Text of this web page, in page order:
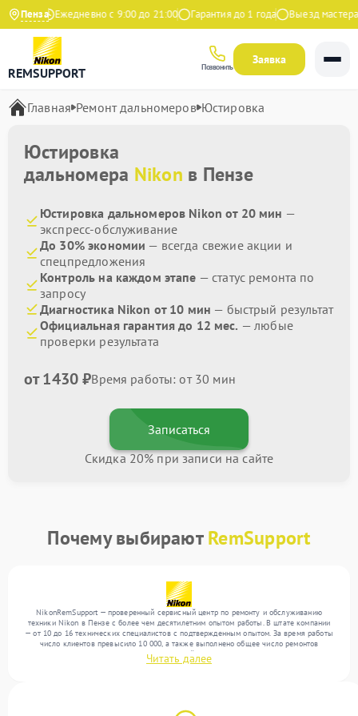
ПензаЕжедневно с 9:00 до 21:00 Гарантия до 1 года Выезд мастера
REMSUPPORT Позвонить
Заявка
Главная Ремонт дальномеров Юстировка
Юстировка
дальномера Nikon в Пензе
Юстировка дальномеров Nikon от 20 мин —
экспресс-обслуживание
До 30% экономии — всегда свежие акции и
спецпредложения
Контроль на каждом этапе — статус ремонта по
запросу
Диагностика Nikon от 10 мин — быстрый результат
Официальная гарантия до 12 мес. — любые
проверки результата
от 1430 ₽Время работы: от 30 мин
Записаться
Скидка 20% при записи на сайте
Почему выбираютRemSupport
NikonRemSupport — проверенный сервисный центр по ремонту и обслуживанию
техники Nikon в Пензе с более чем десятилетним опытом работы. В штате компании
— от 10 до 16 технических специалистов с подтвержденным опытом. За время работы
число клиентов превысило 10 000, а также выполнено общее число ремонтов
превысило 12 000. Ежемесячно в сервисный центр поступает свыше 300 единиц
техники, включая , , . Мы беремся за задачи любой сложности и поддерживаем
Читать далее